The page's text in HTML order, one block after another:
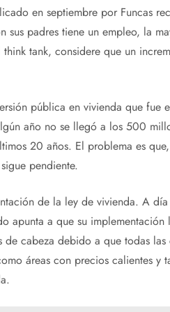
en septiembre por Funcas
sus padres tiene un empleo, la
tank, considere que un
pública en vivienda que
año no se llegó a los 500
20 años. El problema es
pendiente.
de la ley de vivienda. A
apunta a que su
de cabeza debido a que todas
áreas con precios calientes y